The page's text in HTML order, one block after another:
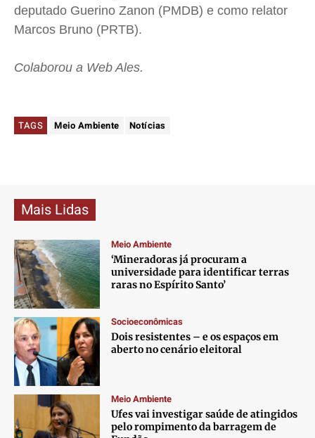
deputado Guerino Zanon (PMDB) e como relator
Marcos Bruno (PRTB).
Colaborou a WebAles.
TAGS Meio Ambiente Notícias
Mais Lidas
Meio Ambiente
‘Mineradoras já procuram a
universidade para identificar terras
raras no Espírito Santo’
Socioeconômicas
Dois resistentes – e os espaços em
aberto no cenário eleitoral
Meio Ambiente
Ufes vai investigar saúde de atingidos
pelo rompimento da barragem de